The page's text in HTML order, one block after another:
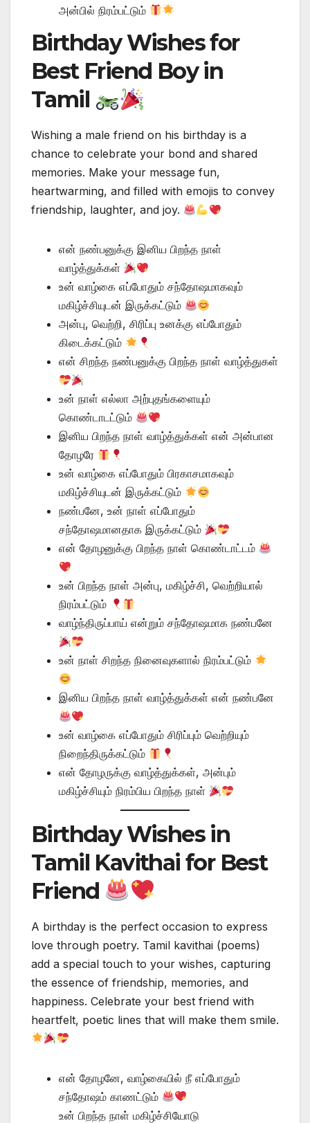
அன்பில் நிரம்பட்டும்
Birthday Wishes for
Best Friend Boy in
Tamil
Wishing a male friend on his birthday is a
chance to celebrate your bond and shared
memories. Make your message fun,
heartwarming, and filled with emojis to convey
friendship, laughter, and joy.
என் நண்பனுக்கு இனிய பிறந்த நாள்
வாழ்த்துக்கள்
உன் வாழ்கை எப்போதும் சந்தோஷமாகவும்
மகிழ்ச்சியுடன் இருக்கட்டும்
அன்பு, வெற்றி, சிரிப்பு உனக்கு எப்போதும்
கிடைக்கட்டும்
என் சிறந்த நண்பனுக்கு பிறந்த நாள் வாழ்த்துகள்
உன் நாள் எல்லா அற்புதங்களையும்
கொண்டாடட்டும்
இனிய பிறந்த நாள் வாழ்த்துக்கள் என் அன்பான
தோழரே
உன் வாழ்கை எப்போதும் பிரகாசமாகவும்
மகிழ்ச்சியுடன் இருக்கட்டும்
நண்பனே, உன் நாள் எப்போதும்
சந்தோஷமானதாக இருக்கட்டும்
என் தோழனுக்கு பிறந்த நாள் கொண்டாட்டம்
உன் பிறந்த நாள் அன்பு, மகிழ்ச்சி, வெற்றியால்
நிரம்பட்டும்
வாழ்ந்திருப்பாய் என்றும் சந்தோஷமாக நண்பனே
உன் நாள் சிறந்த நினைவுகளால் நிரம்பட்டும்
இனிய பிறந்த நாள் வாழ்த்துக்கள் என் நண்பனே
உன் வாழ்கை எப்போதும் சிரிப்பும் வெற்றியும்
நிறைந்திருக்கட்டும்
என் தோழருக்கு வாழ்த்துக்கள், அன்பும்
மகிழ்ச்சியும் நிரம்பிய பிறந்த நாள்
Birthday Wishes in
Tamil Kavithai for Best
Friend
A birthday is the perfect occasion to express
love through poetry. Tamil kavithai (poems)
add a special touch to your wishes, capturing
the essence of friendship, memories, and
happiness. Celebrate your best friend with
heartfelt, poetic lines that will make them smile.
என் தோழனே, வாழ்கையில் நீ எப்போதும்
சந்தோஷம் காணட்டும்
உன் பிறந்த நாள் மகிழ்ச்சியோடு